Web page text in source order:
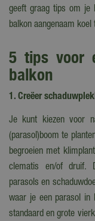
geeft graag tips om
balkon aangenaam koel
5 tips voor
balkon
1. Creëer
Je kunt kiezen voor
(parasol)boom te
begroeien met
clematis en/of druif.
parasols en
waar je een parasol in
standaard en grote